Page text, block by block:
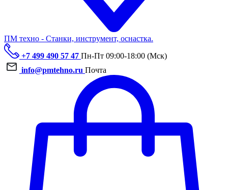
ПМ техно - Станки, инструмент, оснастка.
+7 499 490 57 47 Пн-Пт 09:00-18:00 (Мск)
info@pmtehno.ru Почта